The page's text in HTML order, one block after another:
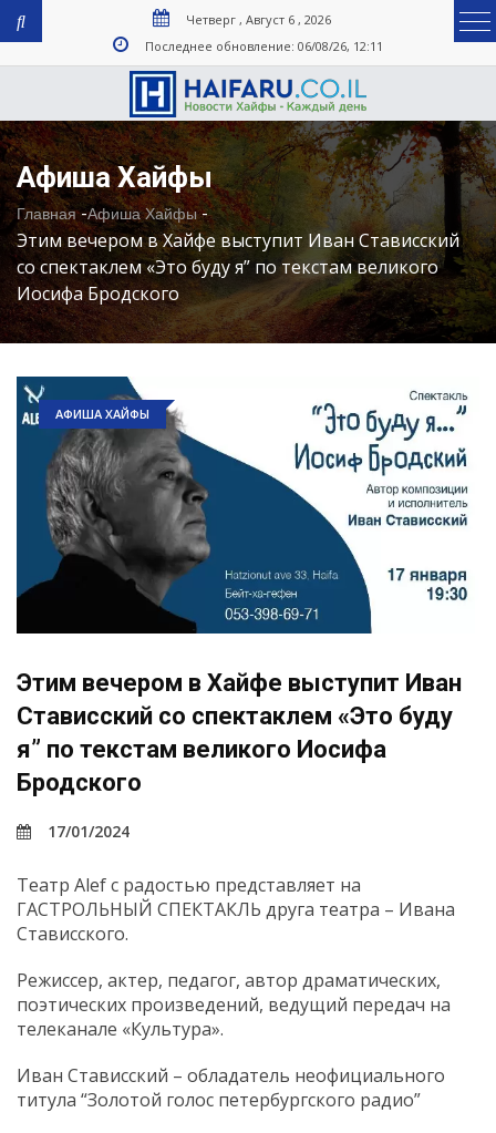
Четверг , Август 6 , 2026
Последнее обновление: 06/08/26, 12:11
Афиша Хайфы
Главная-Афиша Хайфы-
Этим вечером в Хайфе выступит Иван Стависский
со спектаклем «Это буду я” по текстам великого
Иосифа Бродского
АФИША ХАЙФЫ
Этим вечером в Хайфе выступит Иван
Стависский со спектаклем «Это буду
я” по текстам великого Иосифа
Бродского
17/01/2024
Театр Alef с радостью представляет на
ГАСТРОЛЬНЫЙ СПЕКТАКЛЬ друга театра – Ивана
Стависского.
Режиссер, актер, педагог, автор драматических,
поэтических произведений, ведущий передач на
телеканале «Культура».
Иван Стависский – обладатель неофициального
титула “Золотой голос петербургского радио”